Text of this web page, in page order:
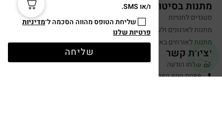
מתנות בסיטונאות
סטנדים לחנויות
מתנות לארגונים ולעובדים
מתנות לאורחים באירועים
יצירת קשר
שלחו הודעה
050-599-0088
ו/או SMS.
שליחת הטופס מהווה הסכמה ל־מדיניות
פרטיות שלנו
שליחה